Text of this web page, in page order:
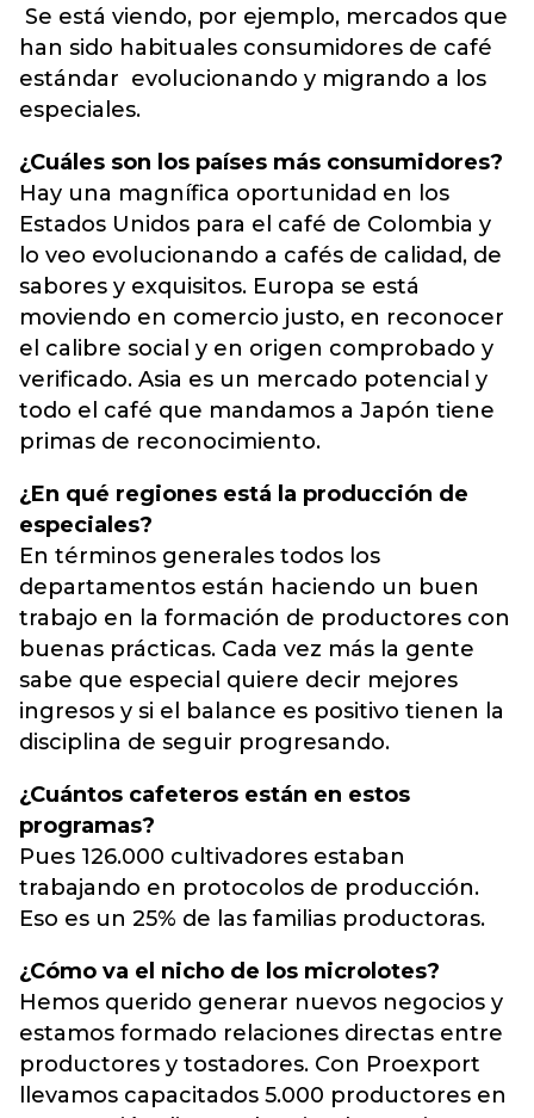
Se está viendo, por ejemplo, mercados que
han sido habituales consumidores de café
estándar evolucionando y migrando a los
especiales.
¿Cuáles son los países más consumidores?
Hay una magnífica oportunidad en los
Estados Unidos para el café de Colombia y
lo veo evolucionando a cafés de calidad, de
sabores y exquisitos. Europa se está
moviendo en comercio justo, en reconocer
el calibre social y en origen comprobado y
verificado. Asia es un mercado potencial y
todo el café que mandamos a Japón tiene
primas de reconocimiento.
¿En qué regiones está la producción de
especiales?
En términos generales todos los
departamentos están haciendo un buen
trabajo en la formación de productores con
buenas prácticas. Cada vez más la gente
sabe que especial quiere decir mejores
ingresos y si el balance es positivo tienen la
disciplina de seguir progresando.
¿Cuántos cafeteros están en estos
programas?
Pues 126.000 cultivadores estaban
trabajando en protocolos de producción.
Eso es un 25% de las familias productoras.
¿Cómo va el nicho de los microlotes?
Hemos querido generar nuevos negocios y
estamos formado relaciones directas entre
productores y tostadores. Con Proexport
llevamos capacitados 5.000 productores en